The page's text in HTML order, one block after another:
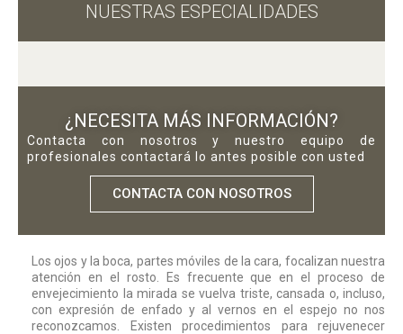
NUESTRAS ESPECIALIDADES
¿NECESITA MÁS INFORMACIÓN?
Contacta con nosotros y nuestro equipo de
profesionales contactará lo antes posible con usted
CONTACTA CON NOSOTROS
Los ojos y la boca, partes móviles de la cara, focalizan nuestra
atención en el rosto. Es frecuente que en el proceso de
envejecimiento la mirada se vuelva triste, cansada o, incluso,
con expresión de enfado y al vernos en el espejo no nos
reconozcamos. Existen procedimientos para rejuvenecer